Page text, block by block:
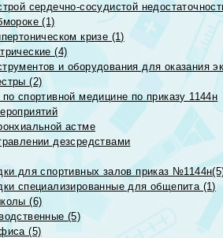
сердечно-сосудистой
(1)
кризе (1)
(4)
и оборудования для оказания
(2)
спортивной медицине по приказу 1144н
астме
дезсредствами
для спортивных залов приказ
специализированные для общепита (1)
(6)
(5)
(5)